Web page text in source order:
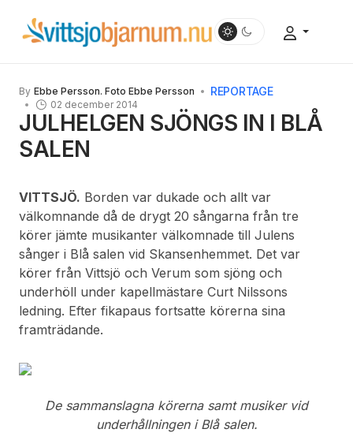
By Ebbe Persson. Foto Ebbe Persson REPORTAGE
02 december 2014
JULHELGEN SJÖNGS IN I BLÅ
SALEN
VITTSJÖ. Borden var dukade och allt var
välkomnande då de drygt 20 sångarna från tre
körer jämte musikanter välkomnade till Julens
sånger i Blå salen vid Skansenhemmet. Det var
körer från Vittsjö och Verum som sjöng och
underhöll under kapellmästare Curt Nilssons
ledning. Efter fikapaus fortsatte körerna sina
framträdande.
De sammanslagna körerna samt musiker vid
underhållningen i Blå salen.